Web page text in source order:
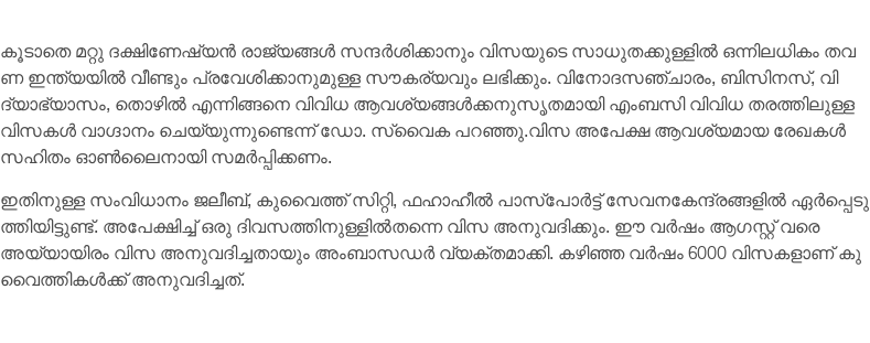
കൂ​ടാ​തെ മ​റ്റു ദ​ക്ഷി​ണേ​ഷ്യ​ൻ രാ​ജ്യ​ങ്ങ​ൾ സ​ന്ദ​ർ​ശി​ക്കാ​നും വി​സ​യു​ടെ സാ​ധു​ത​ക്കു​ള്ളി​ൽ ഒ​ന്നി​ല​ധി​കം ത​വ​
ണ ഇ​ന്ത്യ​യി​ൽ വീ​ണ്ടും പ്ര​വേ​ശി​ക്കാ​നു​മു​ള്ള സൗ​ക​ര്യ​വും ലഭിക്കും. വി​നോ​ദ​സ​ഞ്ചാ​രം, ബി​സി​ന​സ്, വി​
ദ്യാ​ഭ്യാ​സം, തൊ​ഴി​ൽ എ​ന്നി​ങ്ങ​നെ വി​വി​ധ ആ​വ​ശ്യ​ങ്ങ​ൾ​ക്ക​നു​സൃ​ത​മാ​യി എം​ബ​സി വി​വി​ധ ത​ര​ത്തി​ലു​ള്ള
വി​സ​ക​ൾ വാ​ഗ്ദാ​നം ചെ​യ്യു​ന്നു​ണ്ടെ​ന്ന് ഡോ. ​സ്വൈ​ക പ​റ​ഞ്ഞു.വി​സ അ​പേ​ക്ഷ ആ​വ​ശ്യ​മാ​യ രേ​ഖ​ക​ൾ
സ​ഹി​തം ഓ​ൺ​ലൈ​നാ​യി സ​മ​ർ​പ്പി​ക്ക​ണം.
ഇ​തി​നു​ള്ള സം​വി​ധാ​നം ജ​ലീ​ബ്, കു​വൈ​ത്ത് സി​റ്റി, ഫ​ഹാ​ഹീ​ൽ പാ​സ്പോ​ർട്ട്‌ സേ​വ​ന​കേ​ന്ദ്ര​ങ്ങ​ളി​ൽ ഏ​ർ​പ്പെ​ടു​
ത്തി​യി​ട്ടു​ണ്ട്. അ​പേ​ക്ഷി​ച്ച് ഒ​രു ദി​വ​സ​ത്തി​നു​ള്ളി​ൽത​ന്നെ വി​സ അ​നു​വ​ദി​ക്കും. ഈ ​വ​ർ​ഷം ആ​ഗ​സ്റ്റ്‌ വ​രെ
അ​യ്യാ​യി​രം വി​സ അ​നു​വ​ദി​ച്ച​താ​യും അം​ബാ​സ​ഡ​ർ വ്യക്തമാക്കി. ക​ഴി​ഞ്ഞ വ​ർഷം 6000 വി​സ​ക​ളാ​ണ് കു​
വൈ​ത്തി​ക​ൾക്ക് അ​നു​വ​ദി​ച്ച​ത്.